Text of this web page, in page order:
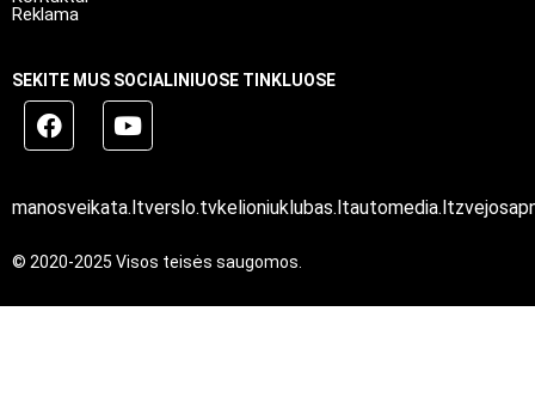
Reklama
SEKITE MUS SOCIALINIUOSE TINKLUOSE
manosveikata.ltverslo.tvkelioniuklubas.ltautomedia.lt
© 2020-2025 Visos teisės saugomos.